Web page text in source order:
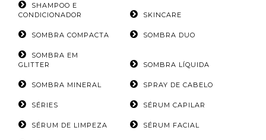
SHAMPOO E
CONDICIONADOR
SKINCARE
SOMBRA COMPACTA SOMBRA DUO
SOMBRA EM
GLITTER
SOMBRA LÍQUIDA
SOMBRA MINERAL SPRAY DE CABELO
SÉRIES SÉRUM CAPILAR
SÉRUM DE LIMPEZA SÉRUM FACIAL